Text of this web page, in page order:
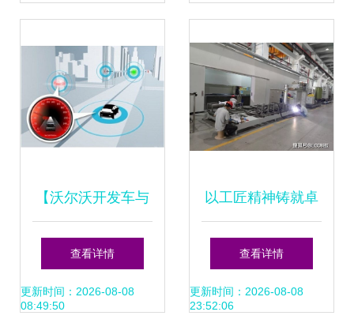
【沃尔沃开发车与
车之间连接通讯新
技术_厦门新成功
查看详情
更新时间：2026-08-08
08:49:50
以工匠精神铸就卓
越 嘉戎技术荣
获“厦门市五一先锋
查看详情
更新时间：2026-08-08
23:52:06